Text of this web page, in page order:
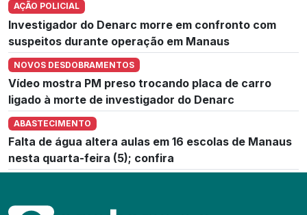
AÇÃO POLICIAL
Investigador do Denarc morre em confronto com
suspeitos durante operação em Manaus
NOVOS DESDOBRAMENTOS
Vídeo mostra PM preso trocando placa de carro
ligado à morte de investigador do Denarc
ABASTECIMENTO
Falta de água altera aulas em 16 escolas de Manaus
nesta quarta-feira (5); confira